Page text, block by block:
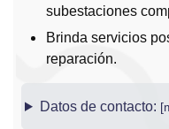
subestaciones
Brinda servicios
reparación.
Datos de contacto: